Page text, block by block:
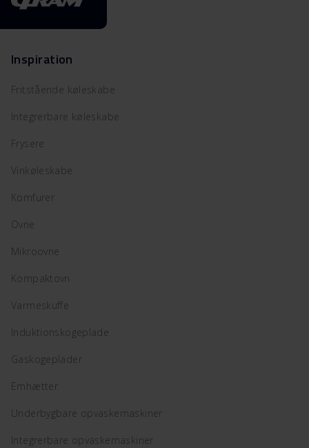
Inspiration
Fritstående køleskabe
Integrerbare køleskabe
Frysere
Vinkøleskabe
Komfurer
Ovne
Mikroovne
Kompaktovn
Varmeskuffe
Induktionskogeplade
Gaskogeplader
Emhætter
Underbygbare opvaskemaskiner
Integrerbare opvaskemaskiner